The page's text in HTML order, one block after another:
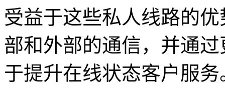
受益于这些私人线路的
部和外部的通信，并通
于提升在线状态客户服务